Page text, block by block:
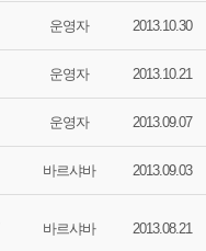
운영자 2013.10.30
운영자 2013.10.21
운영자 2013.09.07
바르샤바 2013.09.03
바르샤바 2013.08.21